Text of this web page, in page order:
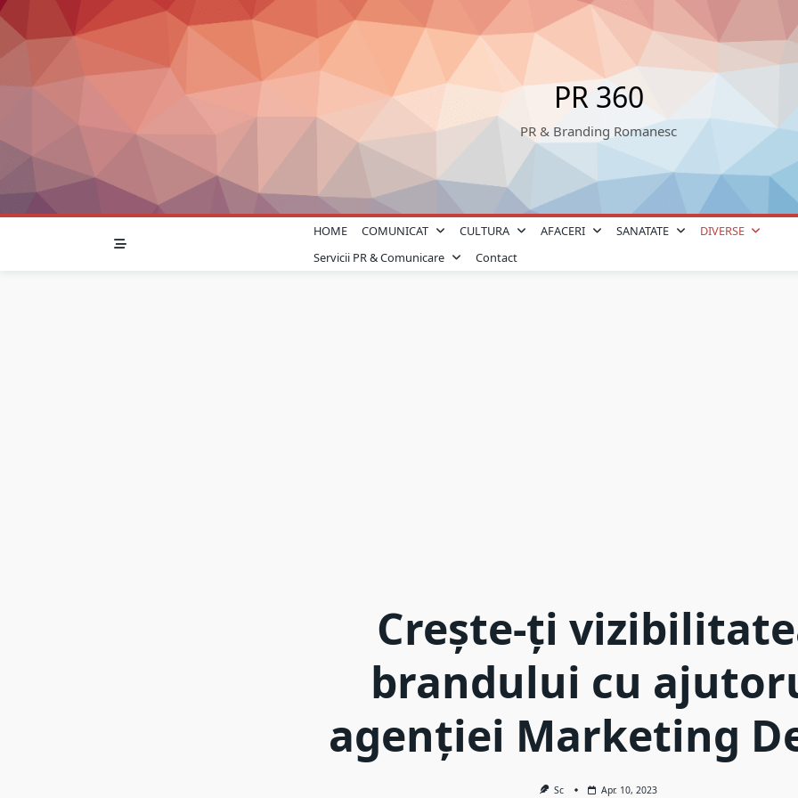
Skip
to
content
PR 360
PR & Branding Romanesc
HOME COMUNICAT CULTURA AFACERI SANATATE
DIVERSE
Servicii PR & Comunicare
Contact
Crește-ți
brandului cu
agenției Marketing
Sc Apr. 10, 2023